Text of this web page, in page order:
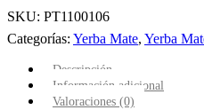
SKU: PT1100106
Categorías: Yerba Mate, Yerba
Descripción
Información adicional
Valoraciones (0)